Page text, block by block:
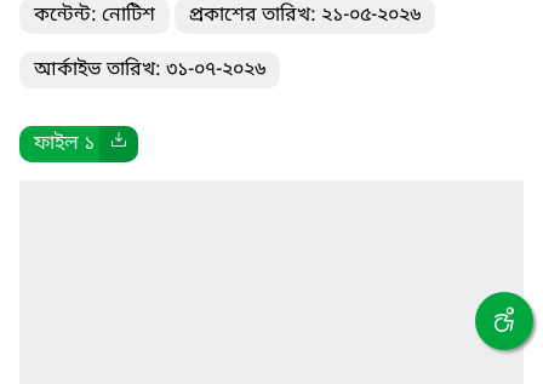
কন্টেন্ট: নোটিশ প্রকাশের তারিখ: ২১-০৫-২০২৬
আর্কাইভ তারিখ: ৩১-০৭-২০২৬
ফাইল ১